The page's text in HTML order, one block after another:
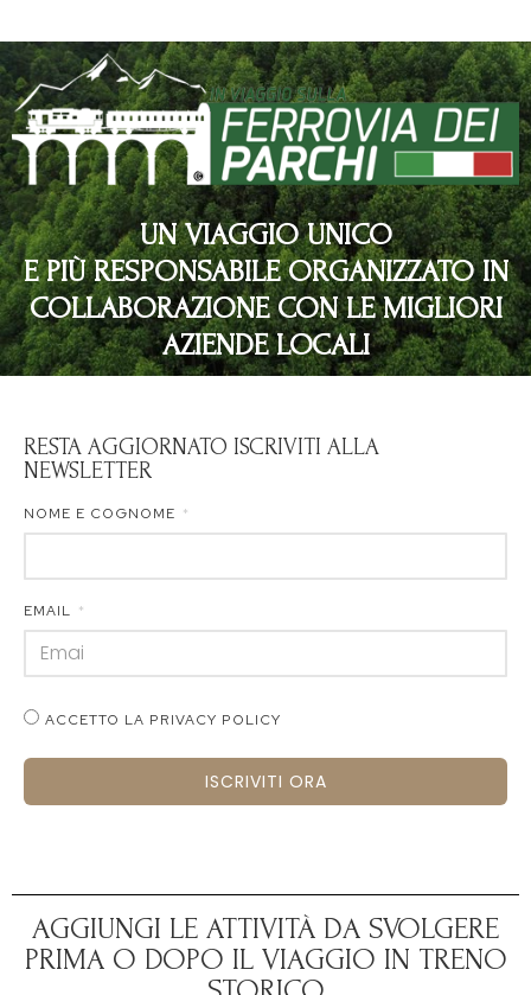
UN VIAGGIO UNICO
E PIÙ RESPONSABILE ORGANIZZATO IN
COLLABORAZIONE CON LE MIGLIORI
AZIENDE LOCALI
RESTA AGGIORNATO ISCRIVITI ALLA
NEWSLETTER
NOME E COGNOME
EMAIL
ACCETTO LA PRIVACY POLICY
ISCRIVITI ORA
AGGIUNGI LE ATTIVITÀ DA SVOLGERE
PRIMA O DOPO IL VIAGGIO IN TRENO